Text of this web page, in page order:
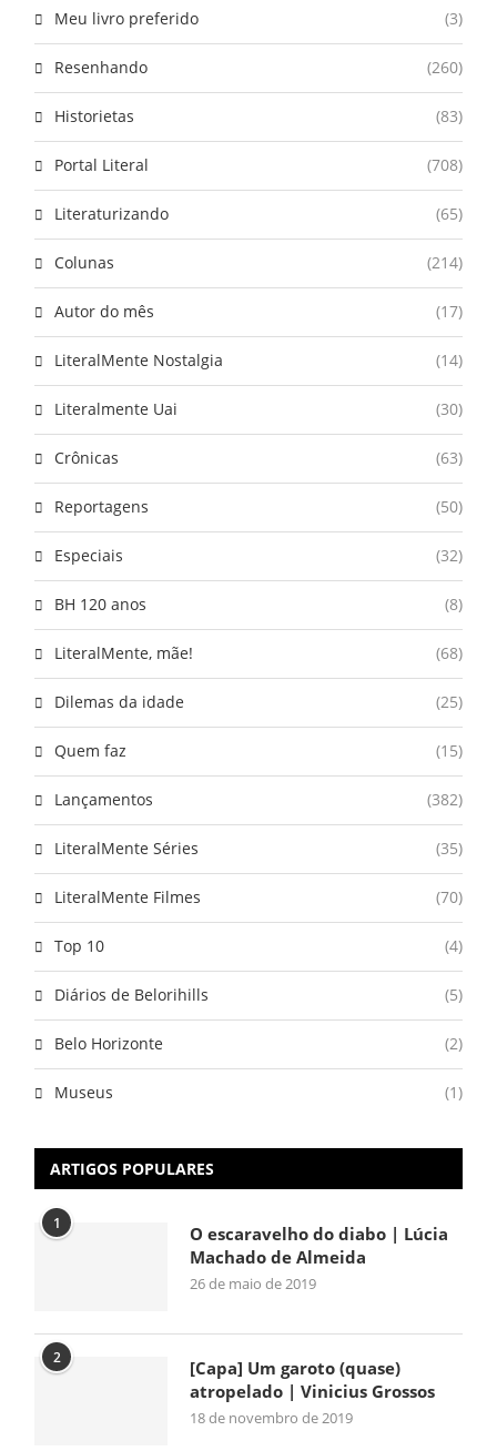
Meu livro preferido (3)
Resenhando (260)
Historietas (83)
Portal Literal (708)
Literaturizando (65)
Colunas (214)
Autor do mês (17)
LiteralMente Nostalgia (14)
Literalmente Uai (30)
Crônicas (63)
Reportagens (50)
Especiais (32)
BH 120 anos (8)
LiteralMente, mãe! (68)
Dilemas da idade (25)
Quem faz (15)
Lançamentos (382)
LiteralMente Séries (35)
LiteralMente Filmes (70)
Top 10 (4)
Diários de Belorihills (5)
Belo Horizonte (2)
Museus (1)
ARTIGOS POPULARES
1
O escaravelho do diabo | Lúcia
Machado de Almeida
26 de maio de 2019
2
[Capa] Um garoto (quase)
atropelado | Vinicius Grossos
18 de novembro de 2019